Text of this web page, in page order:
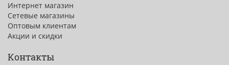
Интернет магазин
Сетевые магазины
Оптовым клиентам
Акции и скидки
Контакты